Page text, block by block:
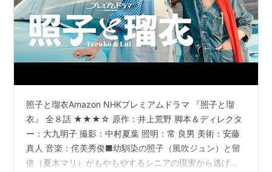
照子と瑠衣Amazon NHKプレミアムドラマ 『照子と瑠
衣』 全８話 ★★★☆ 原作：井上荒野 脚本＆ディレクタ
ー：大九明子 撮影：中村夏葉 照明：常 良男 美術：安藤
真人 音楽：侘美秀俊■幼馴染の照子（風吹ジュン）と留
依（夏木マリ）がもやもやするシニアの現実から逃げ出